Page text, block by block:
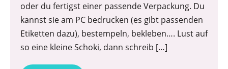
oder du fertigst einer passende Verpackung. Du
kannst sie am PC bedrucken (es gibt passenden
Etiketten dazu), bestempeln, bekleben…. Lust auf
so eine kleine Schoki, dann schreib […]